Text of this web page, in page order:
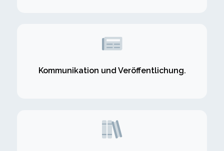
Kommunikation und Veröffentlichung.